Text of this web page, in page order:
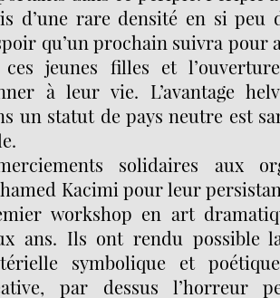
d’une rare densité en si peu
qu’un prochain suivra pour
jeunes filles et
à leur vie. L’avantage
un statut de pays neutre est
solidaires aux
Kacimi pour leur
workshop en art
ans. Ils ont rendu possible
symbolique et
par dessus l’horreur